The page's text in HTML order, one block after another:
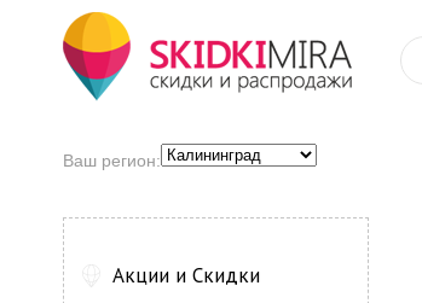
Ваш регион:
Акции и Скидки